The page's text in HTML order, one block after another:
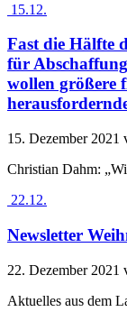
15.12.
Fast die Hälfte
für
wollen größere
15. Dezember 2021
Christian Dahm:
22.12.
Newsletter
22. Dezember 2021
Aktuelles aus dem